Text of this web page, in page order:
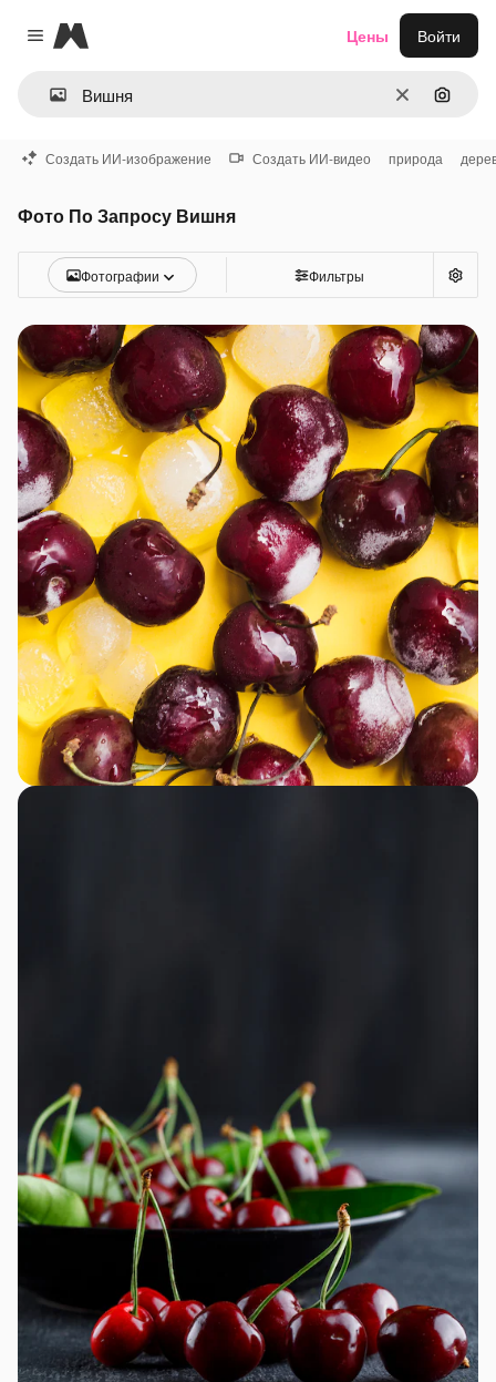
Close menu
Magnific
ОчиститьПоиск
Цены Войти
Создать ИИ-изображение Создать ИИ-видео природа
Фото По Запросу Вишня
Фотографии Фильтры